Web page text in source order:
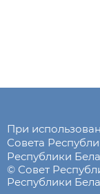
При
Совета
Республики
© Совет
Республики